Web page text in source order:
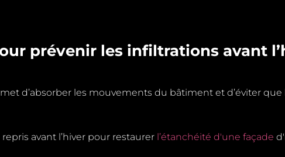
prévenir les infiltrations avant
d’absorber les mouvements du bâtiment et d’éviter que
avant l’hiver pour restaurer l’étanchéité d'une façade